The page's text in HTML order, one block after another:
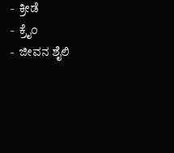
ಕ್ರೀಡೆ
ಕ್ರೈಂ
ಜೀವನ ಶೈಲಿ